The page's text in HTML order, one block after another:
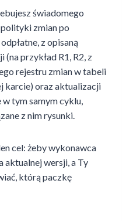
świadomego
zmian po
z opisaną
przykład R1, R2, z
rejestru zmian w tabeli
karcie) oraz aktualizacji
tym samym cyklu,
z nim rysunki.
cel: żeby wykonawca
aktualnej wersji, a Ty
którą paczkę